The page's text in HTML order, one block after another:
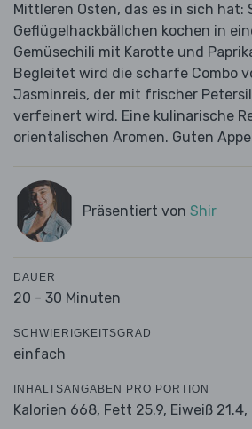
Mittleren Osten, das es in sich hat:
Geflügelhackbällchen kochen in
Gemüsechili mit Karotte und
Begleitet wird die scharfe Combo
Jasminreis, der mit frischer
verfeinert wird. Eine kulinarische
orientalischen Aromen. Guten
Präsentiert von Shir
DAUER
20 - 30 Minuten
SCHWIERIGKEITSGRAD
einfach
INHALTSANGABEN PRO PORTION
Kalorien 668, Fett 25.9, Eiweiß 21.4,